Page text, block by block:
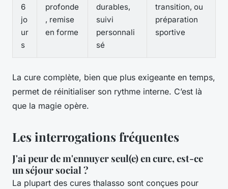
6
jo
ur
s
profonde
, remise
en forme
durables,
suivi
personnali
sé
transition, ou
préparation
sportive
La cure complète, bien que plus exigeante en temps,
permet de réinitialiser son rythme interne. C’est là
que la magie opère.
Les interrogations fréquentes
J'ai peur de m'ennuyer seul(e) en cure, est-ce
un séjour social ?
La plupart des cures thalasso sont conçues pour